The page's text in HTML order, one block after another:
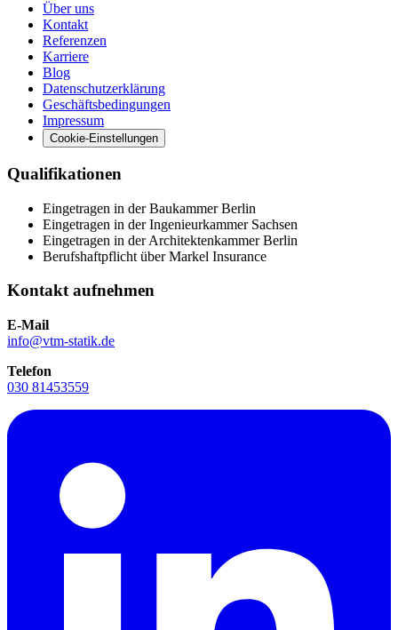
Über uns
Kontakt
Referenzen
Karriere
Blog
Datenschutzerklärung
Geschäftsbedingungen
Impressum
Cookie-Einstellungen
Qualifikationen
Eingetragen in der Baukammer Berlin
Eingetragen in der Ingenieurkammer Sachsen
Eingetragen in der Architektenkammer Berlin
Berufshaftpflicht über Markel Insurance
Kontakt aufnehmen
E-Mail
info@vtm-statik.de
Telefon
030 81453559